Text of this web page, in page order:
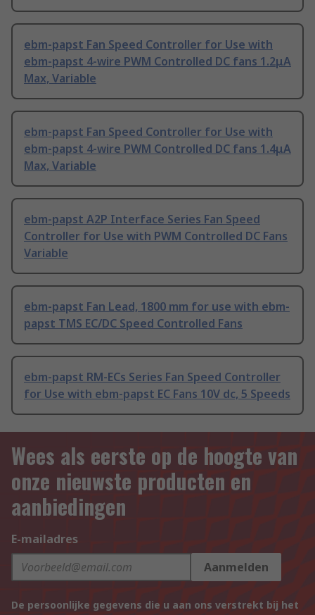
ebm-papst Fan Speed Controller for Use with
ebm-papst 4-wire PWM Controlled DC fans 1.2μA
Max, Variable
ebm-papst Fan Speed Controller for Use with
ebm-papst 4-wire PWM Controlled DC fans 1.4μA
Max, Variable
ebm-papst A2P Interface Series Fan Speed
Controller for Use with PWM Controlled DC Fans
Variable
ebm-papst Fan Lead, 1800 mm for use with ebm-
papst TMS EC/DC Speed Controlled Fans
ebm-papst RM-ECs Series Fan Speed Controller
for Use with ebm-papst EC Fans 10V dc, 5 Speeds
Wees als eerste op de hoogte van
onze nieuwste producten en
aanbiedingen
E-mailadres
Aanmelden
De persoonlijke gegevens die u aan ons verstrekt bij het